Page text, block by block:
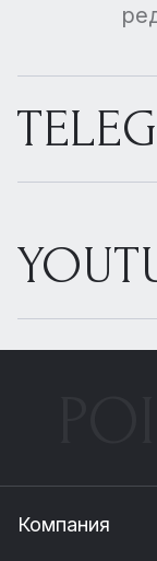
Компания